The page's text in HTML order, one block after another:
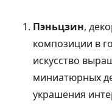
Пэньцзин,
композиции в
искусство
миниатюрных
украшения